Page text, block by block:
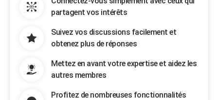
partagent vos intérêts
Suivez vos discussions facilement et
obtenez plus de réponses
Mettez en avant votre expertise et aidez les
autres membres
Profitez de nombreuses fonctionnalités